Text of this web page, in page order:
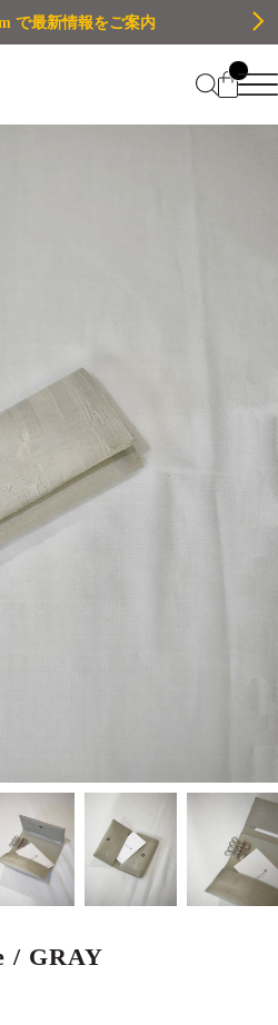
で最新情報をご案内
バシーポリシー
引法に基づく表記
/ GRAY